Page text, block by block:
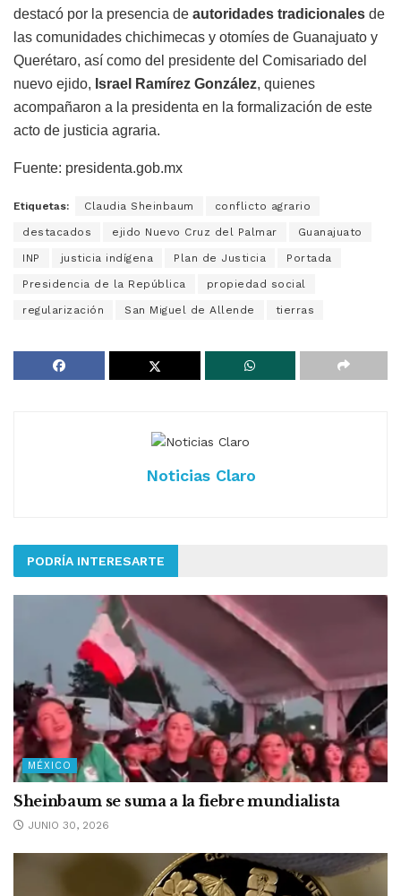
destacó por la presencia de autoridades tradicionales de
las comunidades chichimecas y otomíes de Guanajuato y
Querétaro, así como del presidente del Comisariado del
nuevo ejido, Israel Ramírez González, quienes
acompañaron a la presidenta en la formalización de este
acto de justicia agraria.
Fuente: presidenta.gob.mx
Etiquetas: Claudia Sheinbaum conflicto agrario
destacados ejido Nuevo Cruz del Palmar Guanajuato
INP justicia indígena Plan de Justicia Portada
Presidencia de la República propiedad social
regularización San Miguel de Allende tierras
Noticias Claro
PODRÍA INTERESARTE
MÉXICO
Sheinbaum se suma a la fiebre mundialista
JUNIO 30, 2026